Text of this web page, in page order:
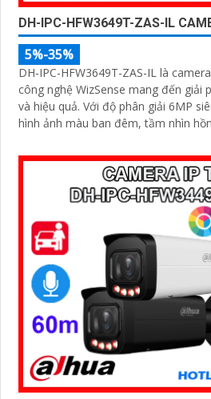
DH-IPC-HFW3649T-ZAS-IL
5%-35%
DH-IPC-HFW3649T-ZAS-IL là
công nghệ WizSense mang đến giải
và hiệu quả. Với độ phân giải 6MP siêu nét đèn kép hỗ trợ
hình ảnh màu ban đêm, tầm nhìn
camera đảm bảo giám sát chuẩn
thẻ nhớ lên đến 512GB và chuẩn